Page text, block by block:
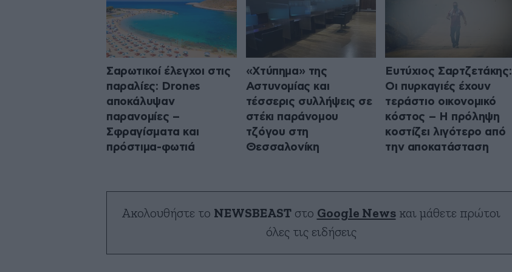
Σαρωτικοί έλεγχοι στις
παραλίες: Drones
αποκάλυψαν
παρανομίες –
Σφραγίσματα και
πρόστιμα-φωτιά
«Χτύπημα» της
Αστυνομίας και
τέσσερις συλλήψεις σε
στέκι παράνομου
τζόγου στη
Θεσσαλονίκη
Ευτύχιος Σαρτζετάκης:
Οι πυρκαγιές έχουν
τεράστιο οικονομικό
κόστος – Η πρόληψη
κοστίζει λιγότερο από
την αποκατάσταση
Ακολουθήστε το NEWSBEASTστο Google Newsκαι μάθετε πρώτοι
όλες τις ειδήσεις